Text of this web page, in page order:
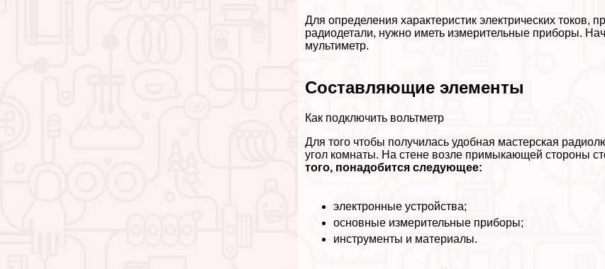
Для определения хаpaктеристик электрических токов,
радиодетали, нужно иметь измерительные приборы.
мультиметр.
Составляющие элементы
Как подключить вольтметр
Для того чтобы получилась удобная мастерская
угол комнаты. На стене возле примыкающей стороны
того, понадобится следующее:
электронные устройства;
основные измерительные приборы;
инструменты и материалы.